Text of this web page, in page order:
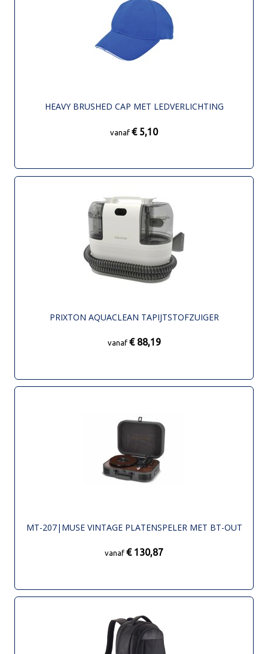
HEAVY BRUSHED CAP MET LEDVERLICHTING
vanaf € 5,10
PRIXTON AQUACLEAN TAPIJTSTOFZUIGER
vanaf € 88,19
MT-207|MUSE VINTAGE PLATENSPELER MET BT-OUT
vanaf € 130,87